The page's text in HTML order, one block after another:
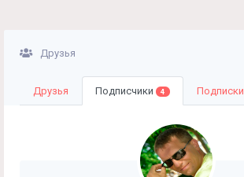
Друзья
Друзья Подписчики 4 Подписки